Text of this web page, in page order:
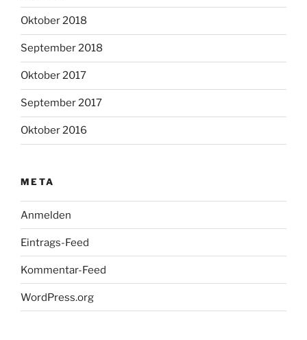
Oktober 2018
September 2018
Oktober 2017
September 2017
Oktober 2016
META
Anmelden
Eintrags-Feed
Kommentar-Feed
WordPress.org